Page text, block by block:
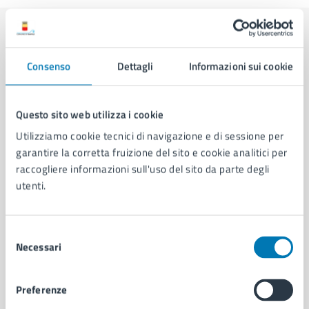
Consenso Dettagli Informazioni sui cookie
Questo sito web utilizza i cookie
Utilizziamo cookie tecnici di navigazione e di sessione per
garantire la corretta fruizione del sito e cookie analitici per
raccogliere informazioni sull'uso del sito da parte degli
utenti.
delNecessari
Preferenze
Ordinanza Dirigenziale n. 514 del 01/04/2026